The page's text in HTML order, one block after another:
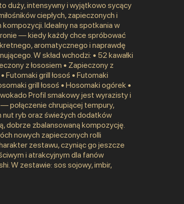
duży, intensywny i wyjątkowo sycący
ciepłych, zapieczonych i
kompozycji. Idealny na spotkania w
— kiedy każdy chce spróbować
aromatycznego i naprawdę
W skład wchodzi: • 52 kawałki
z łososiem • Zapieczony z
Futomaki grill łosoś • Futomaki
grill łosoś • Hosomaki ogórek •
Profil smakowy jest wyrazisty i
połączenie chrupiącej tempury,
nut ryb oraz świeżych dodatków
dobrze zbalansowaną kompozycję.
nowych zapieczonych rolli
zestawu, czyniąc go jeszcze
i atrakcyjnym dla fanów
W zestawie: sos sojowy, imbir,